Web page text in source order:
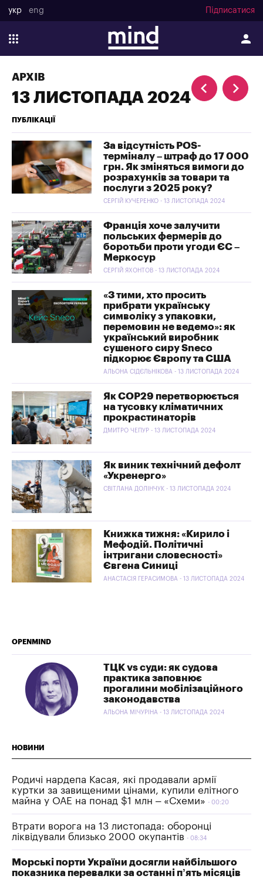
укр eng Підписатися
АРХІВ
13 ЛИСТОПАДА 2024
ПУБЛІКАЦІЇ
За відсутність POS-
терміналу – штраф до 17 000
грн. Як зміняться вимоги до
розрахунків за товари та
послуги з 2025 року?
СЕРГІЙ КУЧЕРЕНКО - 13 ЛИСТОПАДА 2024
Франція хоче залучити
польських фермерів до
боротьби проти угоди ЄС –
Меркосур
СЕРГІЙ ЯХОНТОВ - 13 ЛИСТОПАДА 2024
«З тими, хто просить
прибрати українську
символіку з упаковки,
перемовин не ведемо»: як
український виробник
сушеного сиру Sneco
підкорює Європу та США
АЛЬОНА СІДЄЛЬНІКОВА - 13 ЛИСТОПАДА 2024
Як СОР29 перетворюється
на тусовку кліматичних
прокрастинаторів
ДМИТРО ЧЕПУР - 13 ЛИСТОПАДА 2024
Як виник технічний дефолт
«Укренерго»
СВІТЛАНА ДОЛІНЧУК - 13 ЛИСТОПАДА 2024
Книжка тижня: «Кирило і
Мефодій. Політичні
інтригани словесності»
Євгена Синиці
АНАСТАСІЯ ГЕРАСИМОВА - 13 ЛИСТОПАДА 2024
OPENMIND
ТЦК vs суди: як судова
практика заповнює
прогалини мобілізаційного
законодавства
АЛЬОНА МІЧУРІНА - 13 ЛИСТОПАДА 2024
НОВИНИ
Родичі нардепа Касая, які продавали армії
куртки за завищеними цінами, купили елітного
майна у ОАЕ на понад $1 млн – «Схеми»
00:20
Втрати ворога на 13 листопада: оборонці
ліквідували близько 2000 окупантів
08:34
Морські порти України досягли найбільшого
показника перевалки за останні п’ять місяців